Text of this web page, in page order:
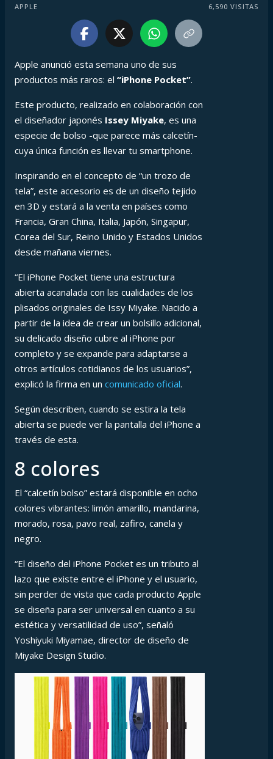
APPLE 6,590 VISITAS
Apple anunció esta semana uno de sus
productos más raros: el “iPhone Pocket”.
Este producto, realizado en colaboración con
el diseñador japonés Issey Miyake, es una
especie de bolso -que parece más calcetín-
cuya única función es llevar tu smartphone.
Inspirando en el concepto de “un trozo de
tela”, este accesorio es de un diseño tejido
en 3D y estará a la venta en países como
Francia, Gran China, Italia, Japón, Singapur,
Corea del Sur, Reino Unido y Estados Unidos
desde mañana viernes.
“El iPhone Pocket tiene una estructura
abierta acanalada con las cualidades de los
plisados originales de Issy Miyake. Nacido a
partir de la idea de crear un bolsillo adicional,
su delicado diseño cubre al iPhone por
completo y se expande para adaptarse a
otros artículos cotidianos de los usuarios”,
explicó la firma en un comunicado oficial.
Según describen, cuando se estira la tela
abierta se puede ver la pantalla del iPhone a
través de esta.
8 colores
El “calcetín bolso” estará disponible en ocho
colores vibrantes: limón amarillo, mandarina,
morado, rosa, pavo real, zafiro, canela y
negro.
“El diseño del iPhone Pocket es un tributo al
lazo que existe entre el iPhone y el usuario,
sin perder de vista que cada producto Apple
se diseña para ser universal en cuanto a su
estética y versatilidad de uso”, señaló
Yoshiyuki Miyamae, director de diseño de
Miyake Design Studio.